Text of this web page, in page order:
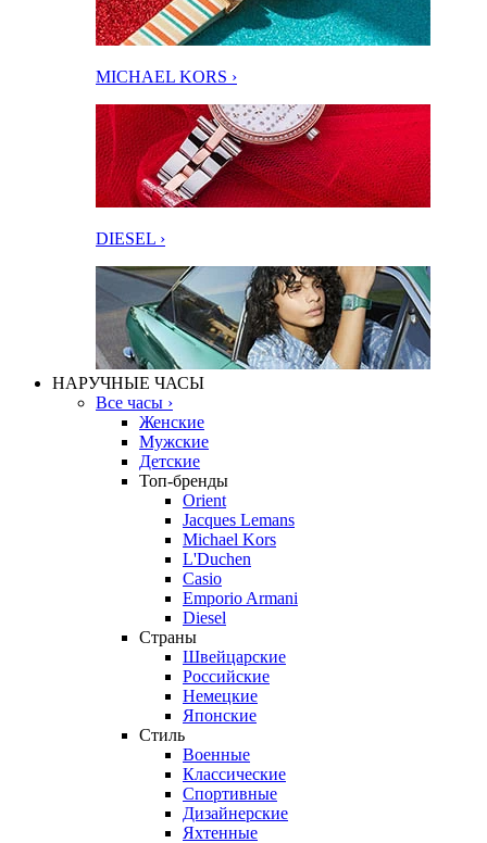
MICHAEL KORS ›
DIESEL ›
НАРУЧНЫЕ ЧАСЫ
Все часы ›
Женские
Мужские
Детские
Топ-бренды
Orient
Jacques Lemans
Michael Kors
L'Duchen
Casio
Emporio Armani
Diesel
Страны
Швейцарские
Российские
Немецкие
Японские
Стиль
Военные
Классические
Спортивные
Дизайнерские
Яхтенные